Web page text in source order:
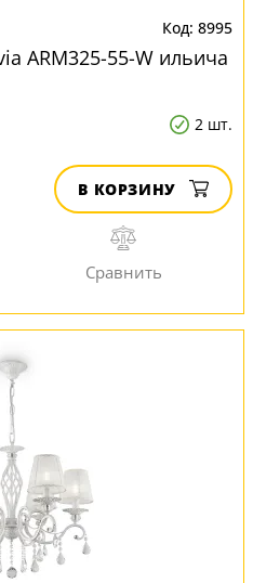
8995
ARM325-55-W ильича
2 шт.
В КОРЗИНУ